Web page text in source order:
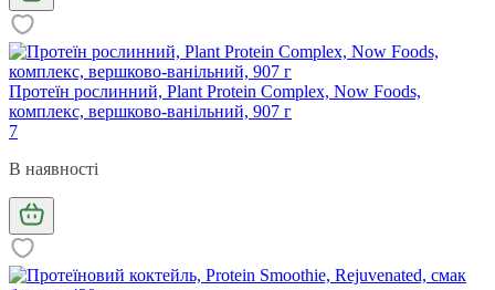
Протеїн рослинний, Plant Protein Complex, Now Foods,
комплекс, вершково-ванільний, 907 г
7
В наявності